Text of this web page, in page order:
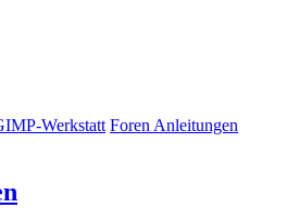
Werkstatt Foren Anleitungen